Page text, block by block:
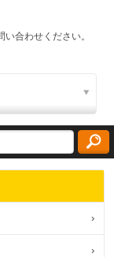
合わせください。
›
›